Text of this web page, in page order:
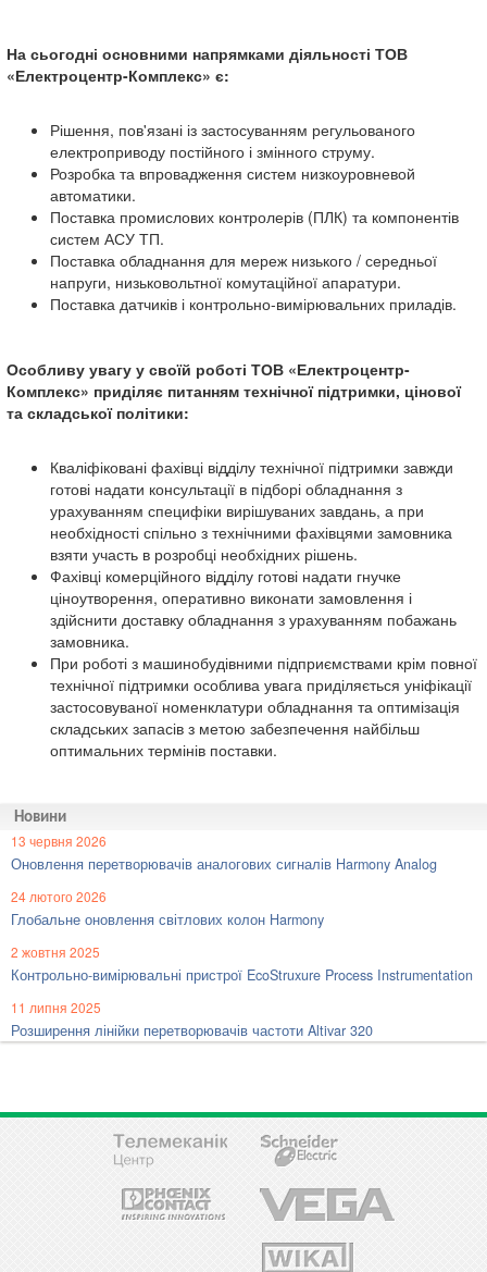
На сьогодні основними напрямками діяльності ТОВ
«Електроцентр-Комплекс» є:
Рішення, пов'язані із застосуванням регульованого
електроприводу постійного і змінного струму.
Розробка та впровадження систем низкоуровневой
автоматики.
Поставка промислових контролерів (ПЛК) та компонентів
систем АСУ ТП.
Поставка обладнання для мереж низького / середньої
напруги, низьковольтної комутаційної апаратури.
Поставка датчиків і контрольно-вимірювальних приладів.
Особливу увагу у своїй роботі ТОВ «Електроцентр-
Комплекс» приділяє питанням технічної підтримки, цінової
та складської політики:
Кваліфіковані фахівці відділу технічної підтримки завжди
готові надати консультації в підборі обладнання з
урахуванням специфіки вирішуваних завдань, а при
необхідності спільно з технічними фахівцями замовника
взяти участь в розробці необхідних рішень.
Фахівці комерційного відділу готові надати гнучке
ціноутворення, оперативно виконати замовлення і
здійснити доставку обладнання з урахуванням побажань
замовника.
При роботі з машинобудівними підприємствами крім повної
технічної підтримки особлива увага приділяється уніфікації
застосовуваної номенклатури обладнання та оптимізація
складських запасів з метою забезпечення найбільш
оптимальних термінів поставки.
Новини
13 червня 2026
Оновлення перетворювачів аналогових сигналів Harmony Analog
24 лютого 2026
Глобальне оновлення світлових колон Harmony
2 жовтня 2025
Контрольно-вимірювальні пристрої EcoStruxure Process Instrumentation
11 липня 2025
Розширення лінійки перетворювачів частоти Altivar 320